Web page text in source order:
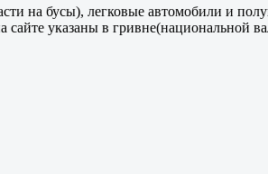
на бусы), легковые автомобили и
сайте указаны в гривне(национальной